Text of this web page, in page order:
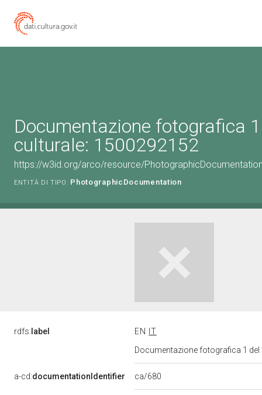
Documentazione fotografica
culturale: 1500292152
https://w3id.org/arco/resource/
ENTITÀ DI TIPO: PhotographicDocumentation
rdfs: label EN
IT
Documentazione fotografica 1
a-cd:documentationIdentifier ca/680